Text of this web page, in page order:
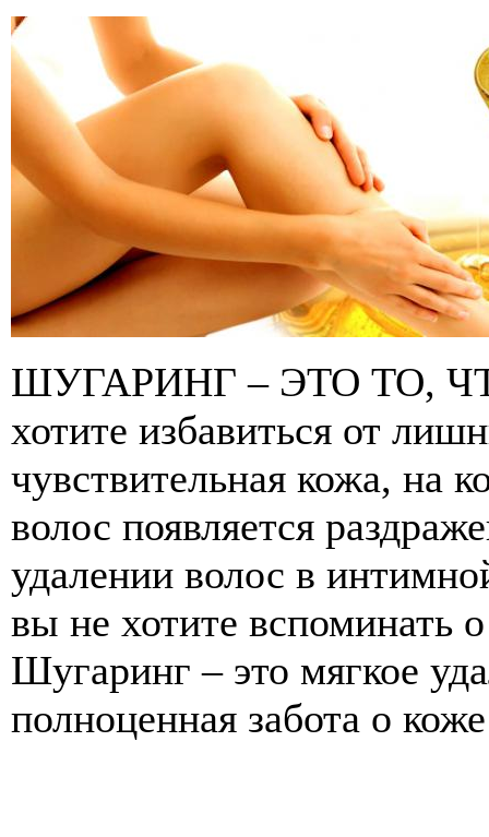
ШУГАРИНГ – ЭТО ТО,
хотите избавиться от
чувствительная кожа, на
волос появляется
удалении волос в
вы не хотите вспоминать
Шугаринг – это мягкое
полноценная забота о